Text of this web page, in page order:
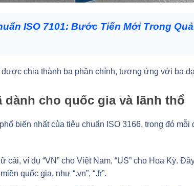
ISO 7101: Bước Tiến Mới Trong
được chia thành ba phần chính, tương ứng với ba
dành cho quốc gia và lãnh thổ
biến nhất của tiêu chuẩn ISO 3166, trong đó
cái, ví dụ “VN” cho Việt Nam, “US” cho Hoa Kỳ.
quốc gia, như “.vn”, “.fr”.